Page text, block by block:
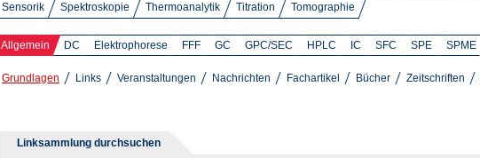
Sensorik
Spektroskopie Thermoanalytik Titration Tomographie
Allgemein DC Elektrophorese FFF GC GPC/SEC HPLC IC SFC SPE SPME
Grundlagen Links Veranstaltungen Nachrichten Fachartikel Bücher Zeitschriften
Linksammlung durchsuchen